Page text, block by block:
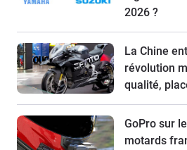
2026 ?
La Chine
révolution
qualité,
GoPro sur
motards